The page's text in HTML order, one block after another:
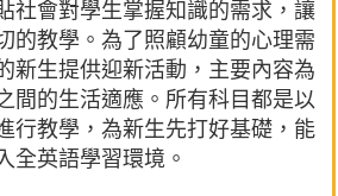
社會對學生掌握知識的需求，讓
的教學。為了照顧幼童的心理需
新生提供迎新活動，主要內容為
間的生活適應。所有科目都是以
行教學，為新生先打好基礎，能
全英語學習環境。